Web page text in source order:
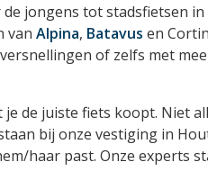
jongens tot stadsfietsen
van Alpina, Batavus en
of zelfs met
de juiste fiets koopt. Niet
bij onze vestiging in
haar past. Onze experts